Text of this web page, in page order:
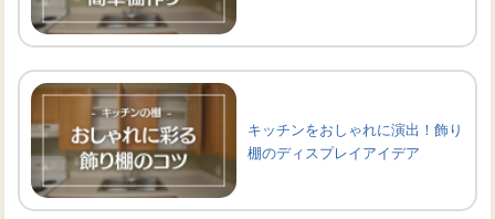
キッチンをおしゃれに演出！飾り
棚のディスプレイアイデア